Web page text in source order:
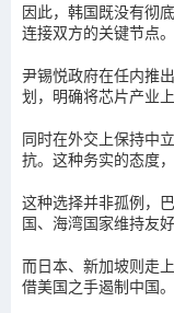
因此，韩国既没有彻
连接双方的关键节点。
尹锡悦政府在任内推
划，明确将芯片产业
同时在外交上保持中
抗。这种务实的态度
这种选择并非孤例，
国、 海湾国家维持友
而日本、 新加坡则走
借美国之手遏制中国。